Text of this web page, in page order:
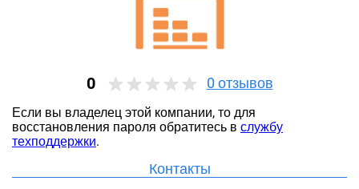
0 0 отзывов
Если вы владелец этой компании, то для
восстановления пароля обратитесь в службу
техподдержки.
Контакты